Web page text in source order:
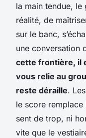
la main tendue, le
réalité, de
sur le banc,
une conversation
cette frontière, il
vous relie au
reste déraille.
le score
sent de trop, ni
vite que le